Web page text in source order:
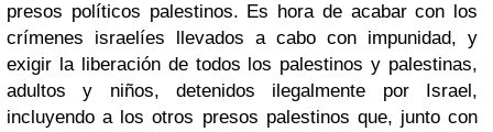
presos políticos palestinos. Es hora de acabar con los
crímenes israelíes llevados a cabo con impunidad, y
exigir la liberación de todos los palestinos y palestinas,
adultos y niños, detenidos ilegalmente por Israel,
incluyendo a los otros presos palestinos que, junto con